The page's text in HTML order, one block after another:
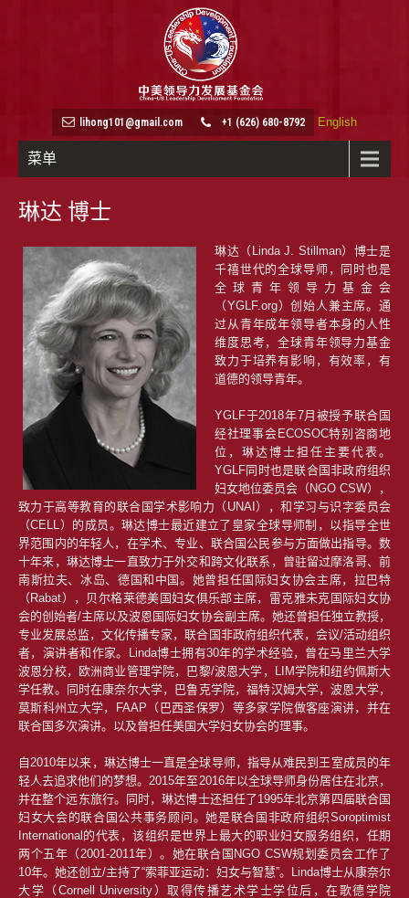
lihong101@gmail.com +1 (626) 680-8792 English
菜单
琳达 博士
琳达（Linda J. Stillman）博士是
千禧世代的全球导师，同时也是
全球青年领导力基金会
（YGLF.org）创始人兼主席。通
过从青年成年领导者本身的人性
维度思考，全球青年领导力基金
致力于培养有影响，有效率，有
道德的领导青年。
YGLF于2018年7月被授予联合国
经社理事会ECOSOC特别咨商地
位，琳达博士担任主要代表。
YGLF同时也是联合国非政府组织
妇女地位委员会（NGO CSW），
致力于高等教育的联合国学术影响力（UNAI），和学习与识字委员会
（CELL）的成员。琳达博士最近建立了皇家全球导师制，以指导全世
界范围内的年轻人，在学术、专业、联合国公民参与方面做出指导。数
十年来，琳达博士一直致力于外交和跨文化联系，曾驻留过摩洛哥、前
南斯拉夫、冰岛、德国和中国。她曾担任国际妇女协会主席，拉巴特
（Rabat），贝尔格莱德美国妇女俱乐部主席，雷克雅未克国际妇女协
会的创始者/主席以及波恩国际妇女协会副主席。她还曾担任独立教授，
专业发展总监，文化传播专家，联合国非政府组织代表，会议/活动组织
者，演讲者和作家。Linda博士拥有30年的学术经验，曾在马里兰大学
波恩分校，欧洲商业管理学院，巴黎/波恩大学，LIM学院和纽约佩斯大
学任教。同时在康奈尔大学，巴鲁克学院，福特汉姆大学，波恩大学，
莫斯科州立大学，FAAP（巴西圣保罗）等多家学院做客座演讲，并在
联合国多次演讲。以及曾担任美国大学妇女协会的理事。
自2010年以来，琳达博士一直是全球导师，指导从难民到王室成员的年
轻人去追求他们的梦想。2015年至2016年以全球导师身份居住在北京，
并在整个远东旅行。同时，琳达博士还担任了1995年北京第四届联合国
妇女大会的联合国公共事务顾问。她是联合国非政府组织Soroptimist
International的代表，该组织是世界上最大的职业妇女服务组织，任期
两个五年（2001-2011年）。她在联合国NGO CSW规划委员会工作了
10年。她还创立/主持了“索菲亚运动：妇女与智慧”。Linda博士从康奈尔
大学（Cornell University）取得传播艺术学士学位后，在歌德学院